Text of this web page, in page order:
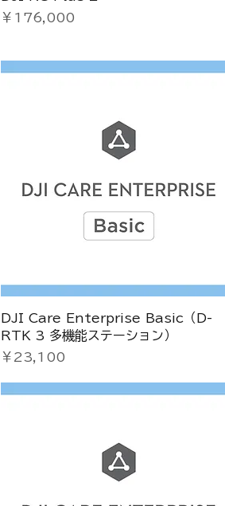
価格
￥176,000
DJI Care Enterprise Basic（D-
RTK 3 多機能ステーション）
価格
￥23,100